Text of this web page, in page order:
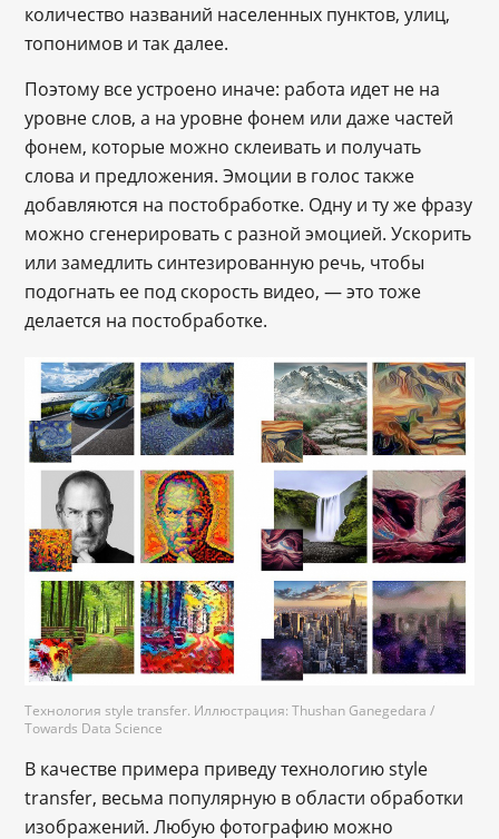
количество названий населенных пунктов, улиц,
топонимов и так далее.
Поэтому все устроено иначе: работа идет не на
уровне слов, а на уровне фонем или даже частей
фонем, которые можно склеивать и получать
слова и предложения. Эмоции в голос также
добавляются на постобработке. Одну и ту же фразу
можно сгенерировать с разной эмоцией. Ускорить
или замедлить синтезированную речь, чтобы
подогнать ее под скорость видео, — это тоже
делается на постобработке.
Технология style transfer. Иллюстрация: Thushan Ganegedara /
Towards Data Science
В качестве примера приведу технологию style
transfer, весьма популярную в области обработки
изображений. Любую фотографию можно